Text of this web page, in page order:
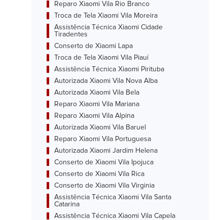
Reparo Xiaomi Vila Rio Branco
Troca de Tela Xiaomi Vila Moreira
Assistência Técnica Xiaomi Cidade
Tiradentes
Conserto de Xiaomi Lapa
Troca de Tela Xiaomi Vila Piauí
Assistência Técnica Xiaomi Pirituba
Autorizada Xiaomi Vila Nova Alba
Autorizada Xiaomi Vila Bela
Reparo Xiaomi Vila Mariana
Reparo Xiaomi Vila Alpina
Autorizada Xiaomi Vila Baruel
Reparo Xiaomi Vila Portuguesa
Autorizada Xiaomi Jardim Helena
Conserto de Xiaomi Vila Ipojuca
Conserto de Xiaomi Vila Rica
Conserto de Xiaomi Vila Virginia
Assistência Técnica Xiaomi Vila Santa
Catarina
Assistência Técnica Xiaomi Vila Capela